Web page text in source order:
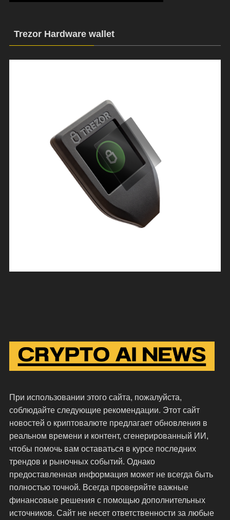
Trezor Hardware wallet
При использовании этого сайта, пожалуйста,
соблюдайте следующие рекомендации. Этот сайт
новостей о криптовалюте предлагает обновления в
реальном времени и контент, сгенерированный ИИ,
чтобы помочь вам оставаться в курсе последних
трендов и рыночных событий. Однако
предоставленная информация может не всегда быть
полностью точной. Всегда проверяйте важные
финансовые решения с помощью дополнительных
источников. Сайт не несет ответственности за любые